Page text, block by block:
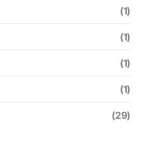
(1)
(1)
(1)
(1)
(29)